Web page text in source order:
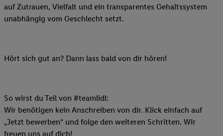
auf Zutrauen, Vielfalt und ein transparentes Gehaltssystem
unabhängig vom Geschlecht setzt.
Hört sich gut an? Dann lass bald von dir hören!
So wirst du Teil von #teamlidl:
Wir benötigen kein Anschreiben von dir. Klick einfach auf
„Jetzt bewerben“ und folge den weiteren Schritten. Wir
freuen uns auf dich!